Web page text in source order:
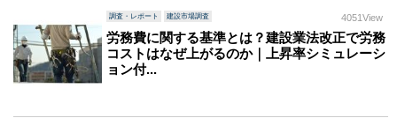
調査・レポート 建設市場調査 4051View
労務費に関する基準とは？建設業法改正で労務
コストはなぜ上がるのか｜上昇率シミュレーシ
ョン付...